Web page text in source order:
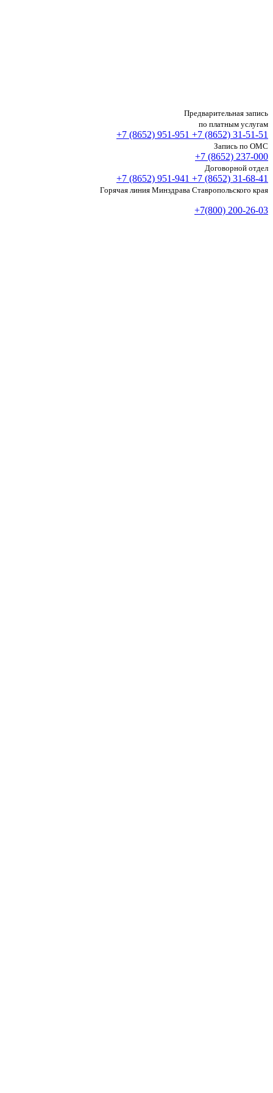
Предварительная запись
по платным услугам
+7 (8652) 951-951 +7 (8652) 31-51-51
Запись по ОМС
+7 (8652) 237-000
Договорной отдел
+7 (8652) 951-941 +7 (8652) 31-68-41
Горячая линия Минздрава Ставропольского края
+7(800) 200-26-03